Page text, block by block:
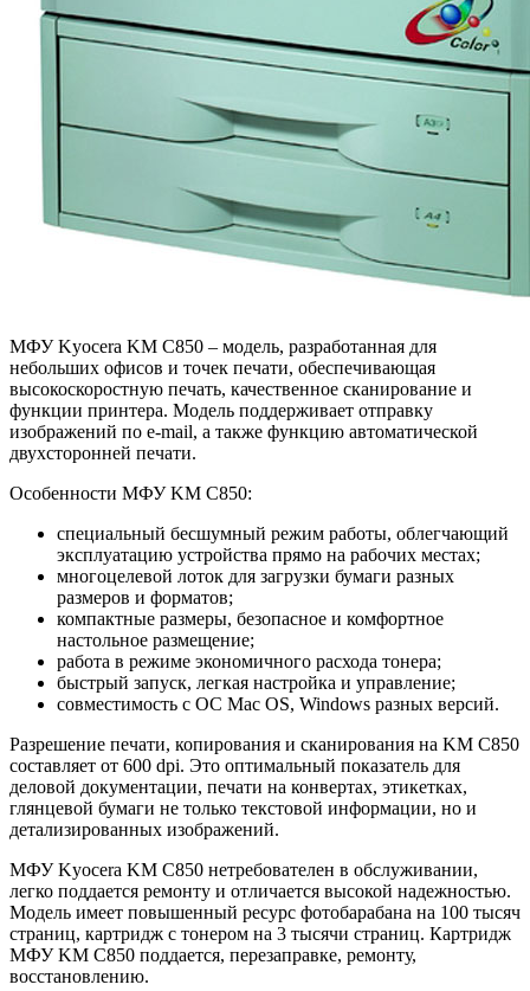
МФУ Kyocera KM C850 – модель, разработанная для
небольших офисов и точек печати, обеспечивающая
высокоскоростную печать, качественное сканирование и
функции принтера. Модель поддерживает отправку
изображений по e-mail, а также функцию автоматической
двухсторонней печати.
Особенности МФУ KM C850:
специальный бесшумный режим работы, облегчающий
эксплуатацию устройства прямо на рабочих местах;
многоцелевой лоток для загрузки бумаги разных
размеров и форматов;
компактные размеры, безопасное и комфортное
настольное размещение;
работа в режиме экономичного расхода тонера;
быстрый запуск, легкая настройка и управление;
совместимость с ОС Mac OS, Windows разных версий.
Разрешение печати, копирования и сканирования на KM C850
составляет от 600 dpi. Это оптимальный показатель для
деловой документации, печати на конвертах, этикетках,
глянцевой бумаги не только текстовой информации, но и
детализированных изображений.
МФУ Kyocera KM C850 нетребователен в обслуживании,
легко поддается ремонту и отличается высокой надежностью.
Модель имеет повышенный ресурс фотобарабана на 100 тысяч
страниц, картридж с тонером на 3 тысячи страниц. Картридж
МФУ KM C850 поддается, перезаправке, ремонту,
восстановлению.